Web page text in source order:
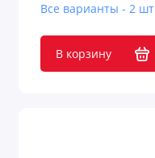
Все варианты - 2 шт
В корзину